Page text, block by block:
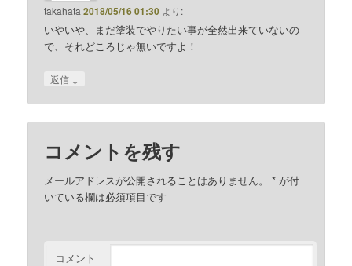
takahata 2018/05/16 01:30 より:
いやいや、まだ塗装でやりたい事が全然出来ていないの
で、それどころじゃ無いですよ！
返信 ↓
コメントを残す
メールアドレスが公開されることはありません。 * が付
いている欄は必須項目です
コメント